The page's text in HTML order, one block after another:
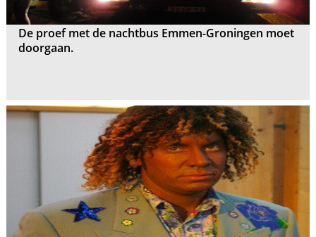
De proef met de nachtbus Emmen-Groningen moet
doorgaan.